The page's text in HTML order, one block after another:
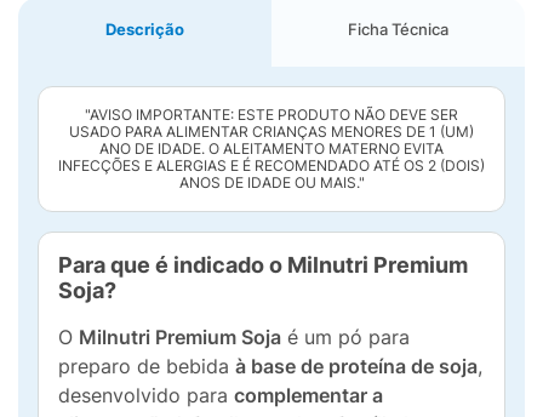
Descrição Ficha Técnica
"AVISO IMPORTANTE: ESTE PRODUTO NÃO DEVE SER
USADO PARA ALIMENTAR CRIANÇAS MENORES DE 1 (UM)
ANO DE IDADE. O ALEITAMENTO MATERNO EVITA
INFECÇÕES E ALERGIAS E É RECOMENDADO ATÉ OS 2 (DOIS)
ANOS DE IDADE OU MAIS."
Para que é indicado o Milnutri Premium
Soja?
O Milnutri Premium Soja é um pó para
preparo de bebida à base de proteína de soja,
desenvolvido para complementar a